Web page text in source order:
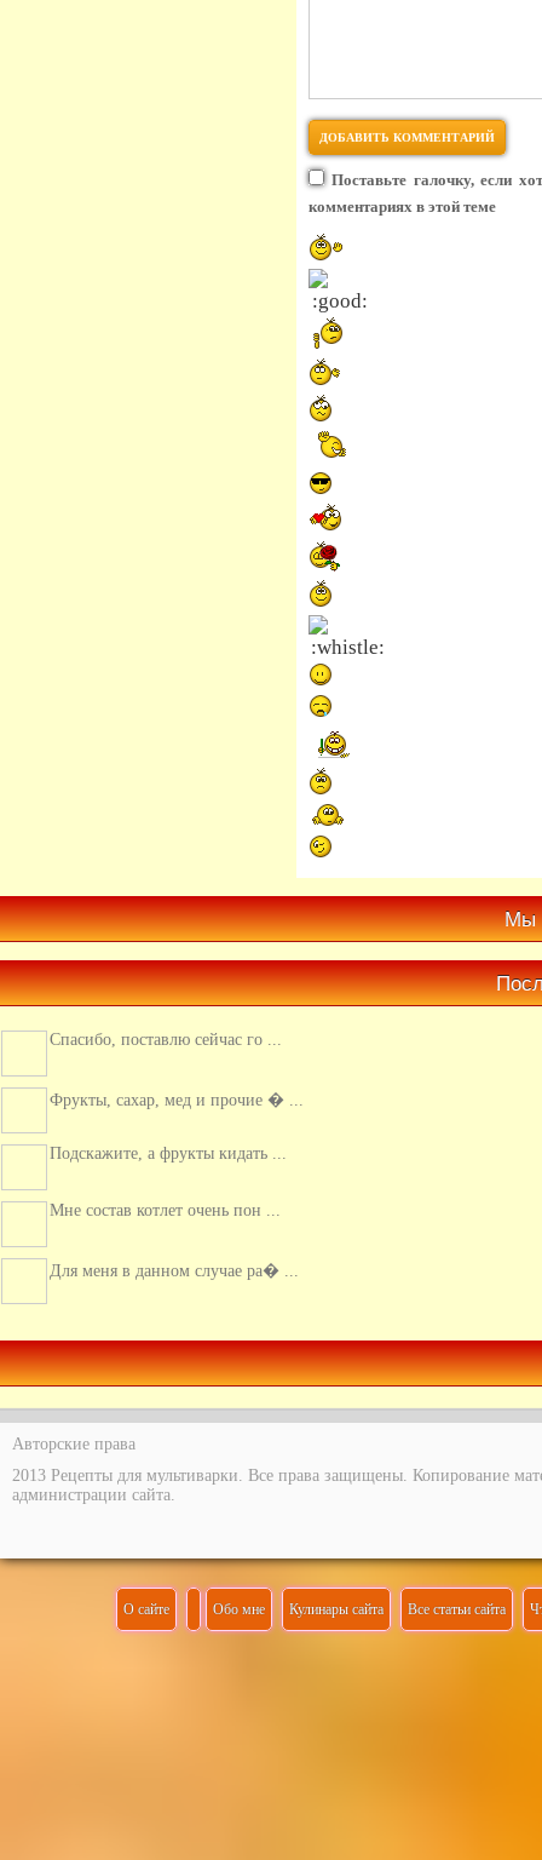
Поставьте галочку, если
комментариях в этой теме
Мы
Авторские права
2013 Рецепты для мультиварки. Все права защищены. Копирование
администрации сайта.
О сайте Обо мне Кулинары сайта Все статьи сайта